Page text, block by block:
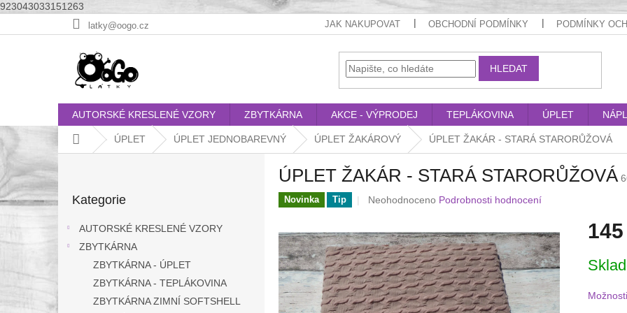
923043033151263
na
latky@oogo.cz JAK NAKUPOVAT OBCHODNÍ PODMÍNKY PODMÍNKY
HLEDAT
AUTORSKÉ KRESLENÉ VZORY ZBYTKÁRNA AKCE - VÝPRODEJ TEPLÁKOVINA ÚPLET
Domů ÚPLET ÚPLET JEDNOBAREVNÝ ÚPLET ŽAKÁROVÝ ÚPLET ŽAKÁR - STARÁ STARORŮŽOVÁ
s
t
kategorie
Kategorie
AUTORSKÉ KRESLENÉ VZORY
ZBYTKÁRNA
ZBYTKÁRNA - ÚPLET
ZBYTKÁRNA - TEPLÁKOVINA
ZBYTKÁRNA ZIMNÍ SOFTSHELL
ÚPLET ŽAKÁR - STARÁ STARORŮŽOVÁ
Novinka Tip
Průměrné
je
0,0
z
5
hvězdiček.
Neohodnoceno Podrobnosti hodnocení
cena: